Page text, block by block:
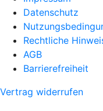
Datenschutz
Rechtliche
AGB
Barrierefreiheit
Vertrag widerrufen